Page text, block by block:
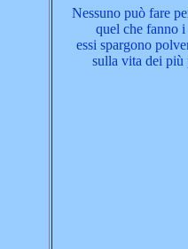
Nessuno può fare
quel che fanno
essi spargono
sulla vita dei più